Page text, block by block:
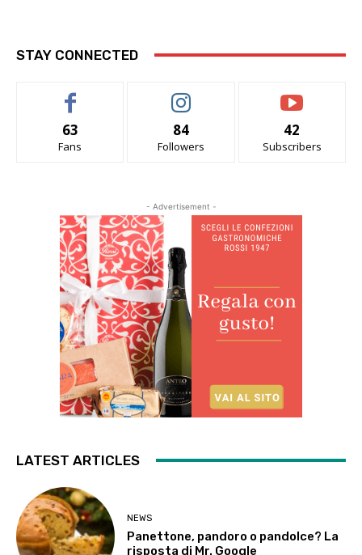
STAY CONNECTED
63
Fans
84
Followers
42
Subscribers
- Advertisement -
LATEST ARTICLES
NEWS
Panettone, pandoro o pandolce? La
risposta di Mr. Google